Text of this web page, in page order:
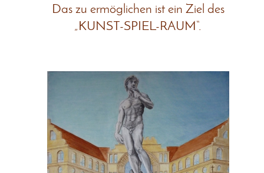
Das zu ermöglichen ist ein Ziel des
„KUNST-SPIEL-RAUM“.